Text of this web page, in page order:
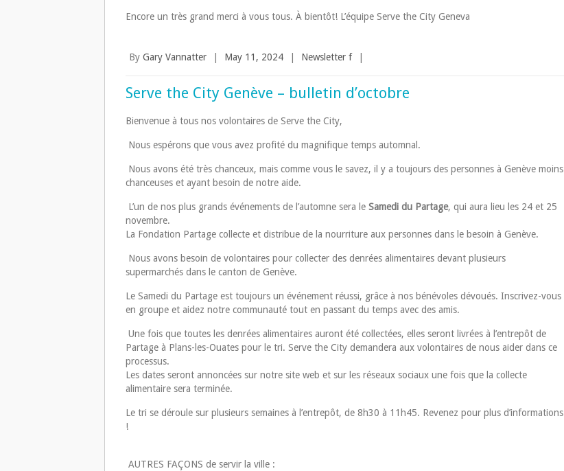
Encore un très grand merci à vous tous. À bientôt! L’équipe Serve the City Geneva
By Gary Vannatter May 11, 2024 Newsletter f
Serve the City Genève – bulletin d’octobre
Bienvenue à tous nos volontaires de Serve the City,
Nous espérons que vous avez profité du magnifique temps automnal.
Nous avons été très chanceux, mais comme vous le savez, il y a toujours des personnes à Genève moins
chanceuses et ayant besoin de notre aide.
L’un de nos plus grands événements de l’automne sera le Samedi du Partage, qui aura lieu les 24 et 25
novembre.
La Fondation Partage collecte et distribue de la nourriture aux personnes dans le besoin à Genève.
Nous avons besoin de volontaires pour collecter des denrées alimentaires devant plusieurs
supermarchés dans le canton de Genève.
Le Samedi du Partage est toujours un événement réussi, grâce à nos bénévoles dévoués. Inscrivez-vous
en groupe et aidez notre communauté tout en passant du temps avec des amis.
Une fois que toutes les denrées alimentaires auront été collectées, elles seront livrées à l’entrepôt de
Partage à Plans-les-Ouates pour le tri. Serve the City demandera aux volontaires de nous aider dans ce
processus.
Les dates seront annoncées sur notre site web et sur les réseaux sociaux une fois que la collecte
alimentaire sera terminée.
Le tri se déroule sur plusieurs semaines à l’entrepôt, de 8h30 à 11h45. Revenez pour plus d’informations
!
AUTRES FAÇONS de servir la ville :